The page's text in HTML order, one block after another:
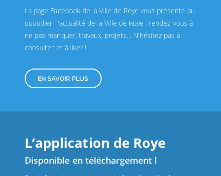
La page Facebook de la Ville de Roye vous présente au
quotidien l'actualité de la Ville de Roye : rendez-vous à
ne pas manquer, travaux, projets... N'hésitez pas à
consulter et à liker !
EN SAVOIR PLUS
L’application de Roye
Disponible en téléchargement !